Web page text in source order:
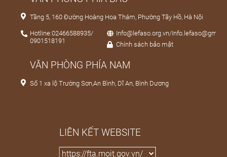
Tầng 5, 160 Đường Hoàng Hoa Thám, Phường Tây Hồ, Hà Nội
Hotline:02466588935/
0901518191
Info@lefaso.org.vn/
Chính sách bảo mật
VĂN PHÒNG PHÍA NAM
Số 1 xa lộ Trường Sơn,An Bình, Dĩ An, Bình Dương
LIÊN KẾT WEBSITE